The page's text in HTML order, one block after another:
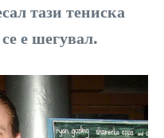
тази тениска
е шегувал.